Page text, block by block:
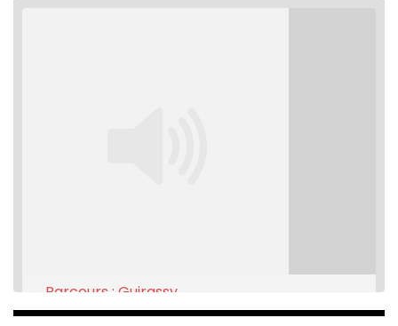
Parcours : Guirassy
Feb 16, 2021 • 28:08